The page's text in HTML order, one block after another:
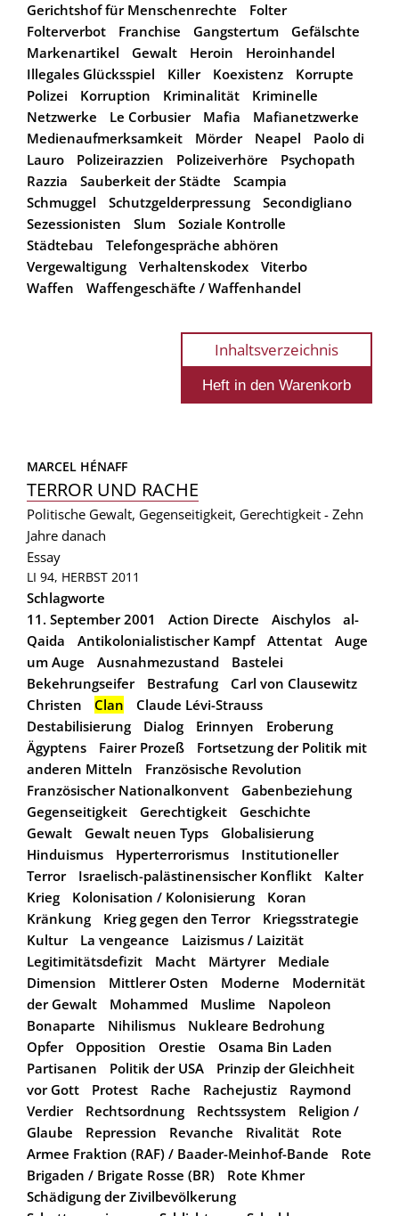
Gerichtshof für Menschenrechte
Folter
Folterverbot
Franchise Gangstertum
Gefälschte
Markenartikel
Gewalt Heroin
Heroinhandel
Illegales Glücksspiel
Killer Koexistenz
Korrupte
Polizei
Korruption Kriminalität
Kriminelle
Netzwerke
Le Corbusier Mafia
Mafianetzwerke
Medienaufmerksamkeit
Mörder Neapel
Paolo di
Lauro
Polizeirazzien Polizeiverhöre
Psychopath
Razzia
Sauberkeit der Städte
Scampia
Schmuggel
Schutzgelderpressung
Secondigliano
Sezessionisten
Slum
Soziale Kontrolle
Städtebau
Telefongespräche abhören
Vergewaltigung
Verhaltenskodex
Viterbo
Waffen
Waffengeschäfte / Waffenhandel
Inhaltsverzeichnis
MARCEL HÉNAFF
TERROR UND RACHE
Politische Gewalt, Gegenseitigkeit, Gerechtigkeit - Zehn
Jahre danach
Essay
LI 94, HERBST 2011
Schlagworte
11. September 2001
Action Directe Aischylos
al-
Qaida
Antikolonialistischer Kampf Attentat
Auge
um Auge
Ausnahmezustand
Bastelei
Bekehrungseifer
Bestrafung
Carl von Clausewitz
Christen
Clan
Claude Lévi-Strauss
Destabilisierung
Dialog Erinnyen
Eroberung
Ägyptens
Fairer Prozeß
Fortsetzung der Politik mit
anderen Mitteln
Französische Revolution
Französischer Nationalkonvent
Gabenbeziehung
Gegenseitigkeit
Gerechtigkeit
Geschichte
Gewalt
Gewalt neuen Typs
Globalisierung
Hinduismus
Hyperterrorismus
Institutioneller
Terror
Israelisch-palästinensischer Konflikt
Kalter
Krieg
Kolonisation / Kolonisierung
Koran
Kränkung
Krieg gegen den Terror
Kriegsstrategie
Kultur
La vengeance
Laizismus / Laizität
Legitimitätsdefizit
Macht Märtyrer
Mediale
Dimension
Mittlerer Osten Moderne
Modernität
der Gewalt
Mohammed Muslime
Napoleon
Bonaparte
Nihilismus
Nukleare Bedrohung
Opfer
Opposition Orestie
Osama Bin Laden
Partisanen
Politik der USA
Prinzip der Gleichheit
vor Gott
Protest Rache Rachejustiz
Raymond
Verdier
Rechtsordnung Rechtssystem
Religion /
Glaube
Repression Revanche Rivalität
Rote
Armee Fraktion (RAF) / Baader-Meinhof-Bande
Rote
Brigaden / Brigate Rosse (BR)
Rote Khmer
Schädigung der Zivilbevölkerung